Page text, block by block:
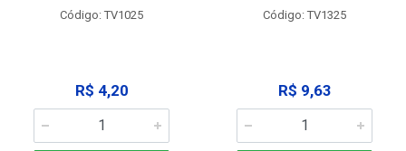
Código: TV1025
R$ 4,20
Código: TV1325
R$ 9,63